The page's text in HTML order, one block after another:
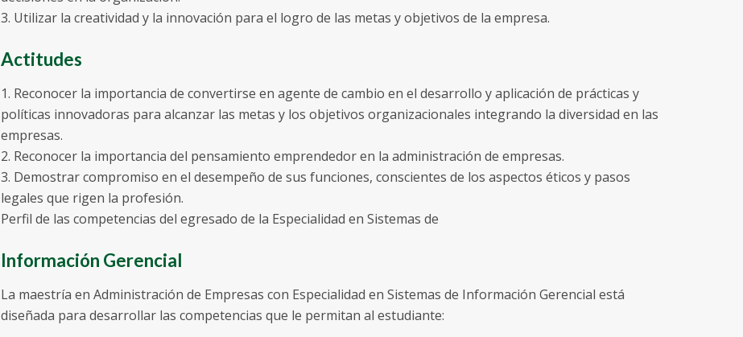
3. Utilizar la creatividad y la innovación para el logro de las metas y objetivos de la empresa.
Actitudes
1. Reconocer la importancia de convertirse en agente de cambio en el desarrollo y aplicación de prácticas y
políticas innovadoras para alcanzar las metas y los objetivos organizacionales integrando la diversidad en las
empresas.
2. Reconocer la importancia del pensamiento emprendedor en la administración de empresas.
3. Demostrar compromiso en el desempeño de sus funciones, conscientes de los aspectos éticos y pasos
legales que rigen la profesión.
Perfil de las competencias del egresado de la Especialidad en Sistemas de
Información Gerencial
La maestría en Administración de Empresas con Especialidad en Sistemas de Información Gerencial está
diseñada para desarrollar las competencias que le permitan al estudiante: